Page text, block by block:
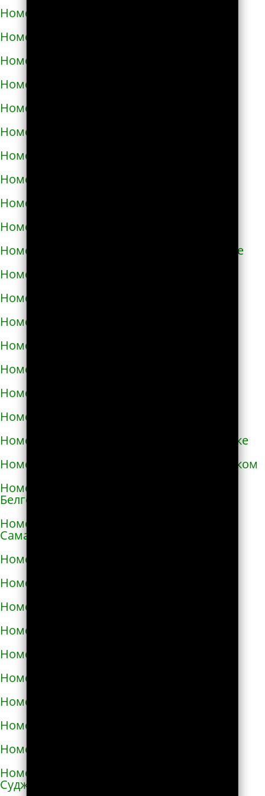
Номера телефонов такси в Абакане
Номера телефонов такси в Абдулино
Номера телефонов такси в Абинске
Номера телефонов такси в Агидели
Номера телефонов такси в Агинском
Номера телефонов такси в Агрызе
Номера телефонов такси в Адыгейске
Номера телефонов такси в Азнакаево
Номера телефонов такси в Азове
Номера телефонов такси в Ак-Довураке
Номера телефонов такси в Академгородке
Номера телефонов такси в Аксае
Номера телефонов такси в Алагире
Номера телефонов такси в Алапаевске
Номера телефонов такси в Алатыре
Номера телефонов такси в Алдане
Номера телефонов такси в Алейске
Номера телефонов такси в Александрове
Номера телефонов такси в Александровске
Номера телефонов такси в Александровском
Номера телефонов такси в Алексеевке
Белгородской области
Номера телефонов такси в Алексеевке
Самарской области
Номера телефонов такси в Алексине
Номера телефонов такси в Алупке
Номера телефонов такси в Алуште
Номера телефонов такси в Альметьевске
Номера телефонов такси в Амурске
Номера телефонов такси в Анадыре
Номера телефонов такси в Анапе
Номера телефонов такси в Ангарске
Номера телефонов такси в Андреаполе
Номера телефонов такси в Анжеро-
Судженске